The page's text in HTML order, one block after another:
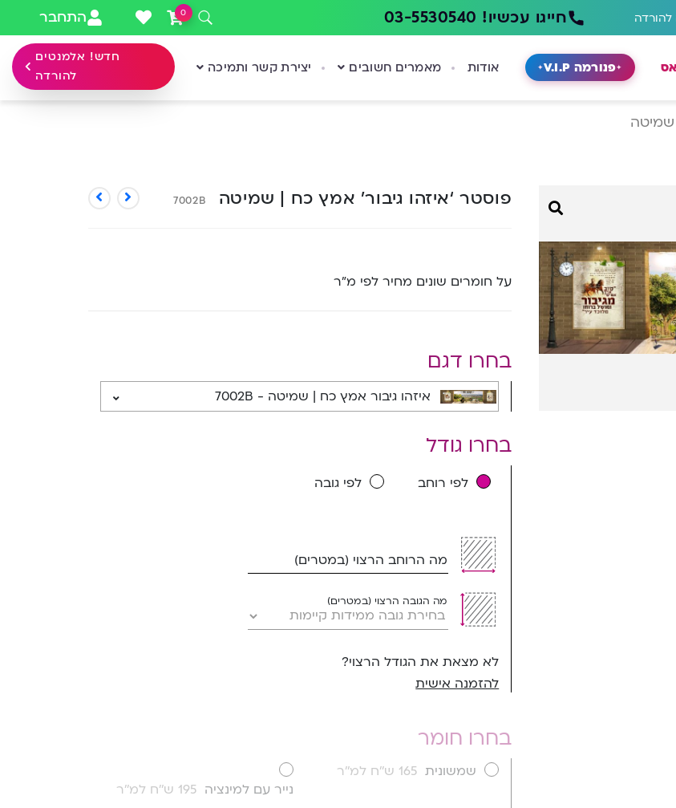
להורדה חייגו עכשיו! 03-5530540 0 התחבר
פנורמה V.I.P אודות מאמרים חשובים יצירת קשר ותמיכה
חדש! אלמנטים
להורדה
שמיטה
פוסטר ‘איזהו גיבור’ אמץ כח | שמיטה 7002B
על חומרים שונים מחיר לפי מ”ר
בחרו דגם
בחרו גודל
לפי רוחב לפי גובה
מה הרוחב הרצוי (במטרים)
מה הגובה הרצוי (במטרים)
לא מצאת את הגודל הרצוי?
להזמנה אישית
בחרו חומר
שמשונית 165 ש''ח למ''ר
נייר עם למינציה 195 ש''ח למ''ר